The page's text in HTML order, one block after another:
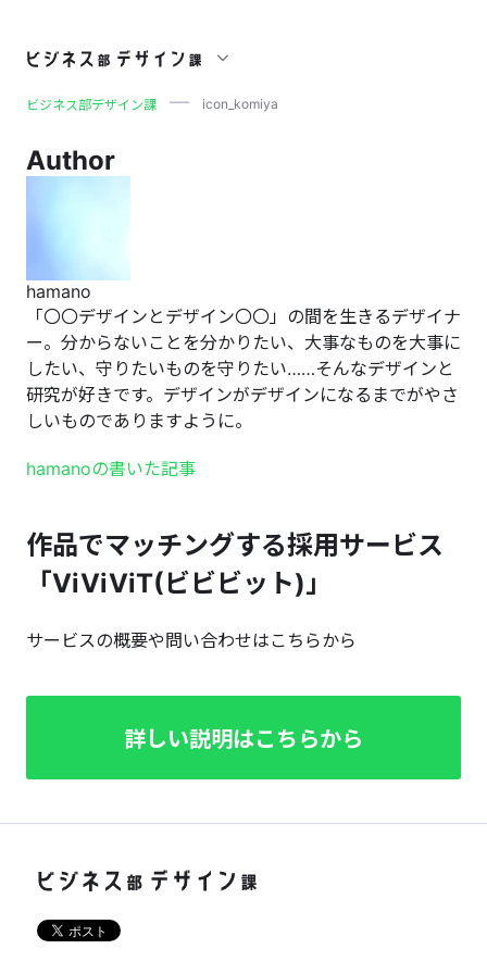
icon_komiya
ビジネス部デザイン課 icon_komiya
Author
hamano
「〇〇デザインとデザイン〇〇」の間を生きるデザイナ
ー。分からないことを分かりたい、大事なものを大事に
したい、守りたいものを守りたい……そんなデザインと
研究が好きです。デザインがデザインになるまでがやさ
しいものでありますように。
hamanoの書いた記事
作品でマッチングする採用サービス
「ViViViT(ビビビット)」
サービスの概要や問い合わせはこちらから
詳しい説明はこちらから